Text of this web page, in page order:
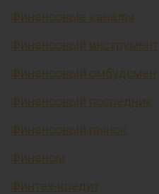
Финансовые каналы
Финансовый инструмент
Финансовый омбудсмен
Финансовый посредник
Финансовый рынок
Финансы
Финтех-кредит